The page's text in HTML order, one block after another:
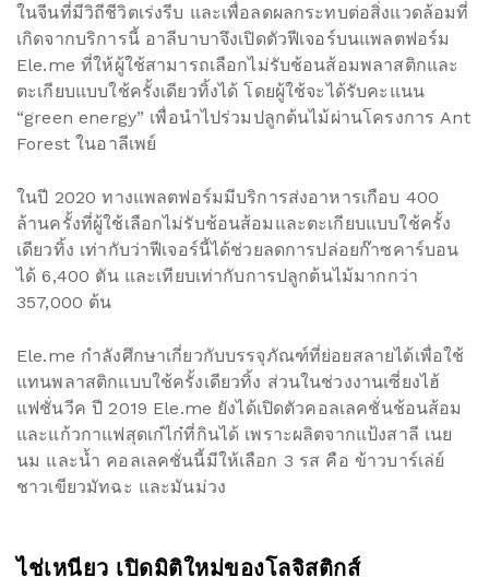
ในจีนที่มีวิถีชีวิตเร่งรีบ และเพื่อลดผลกระทบต่อสิ่งแวดล้อมที่
เกิดจากบริการนี้ อาลีบาบาจึงเปิดตัวฟีเจอร์บนแพลตฟอร์ม
Ele.me ที่ให้ผู้ใช้สามารถเลือกไม่รับช้อนส้อมพลาสติกและ
ตะเกียบแบบใช้ครั้งเดียวทิ้งได้ โดยผู้ใช้จะได้รับคะแนน
“green energy” เพื่อนำไปร่วมปลูกต้นไม้ผ่านโครงการ Ant
Forest ในอาลีเพย์
ในปี 2020 ทางแพลตฟอร์มมีบริการส่งอาหารเกือบ 400
ล้านครั้งที่ผู้ใช้เลือกไม่รับช้อนส้อมและตะเกียบแบบใช้ครั้ง
เดียวทิ้ง เท่ากับว่าฟีเจอร์นี้ได้ช่วยลดการปล่อยก๊าซคาร์บอน
ได้ 6,400 ตัน และเทียบเท่ากับการปลูกต้นไม้มากกว่า
357,000 ต้น
Ele.me กำลังศึกษาเกี่ยวกับบรรจุภัณฑ์ที่ย่อยสลายได้เพื่อใช้
แทนพลาสติกแบบใช้ครั้งเดียวทิ้ง ส่วนในช่วงงานเซี่ยงไฮ้
แฟชั่นวีค ปี 2019 Ele.me ยังได้เปิดตัวคอลเลคชั่นช้อนส้อม
และแก้วกาแฟสุดเก๋ไก๋ที่กินได้ เพราะผลิตจากแป้งสาลี เนย
นม และน้ำ คอลเลคชั่นนี้มีให้เลือก 3 รส คือ ข้าวบาร์เล่ย์
ชาวเขียวมัทฉะ และมันม่วง
ไช่เหนียว เปิดมิติใหม่ของโลจิสติกส์